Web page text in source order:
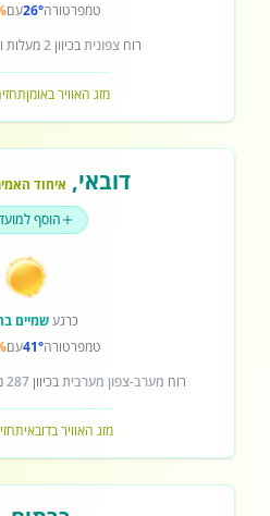
טמפרטורה26°עם
רוחצפוניתבכיוון2מעלות
מזג האוויר באומן
דובאי, איחוד
הוסף
כרגעשמיים
טמפרטורה41°עם
רוח מערב-צפון מערביתבכיוון287
מזג האוויר בדובאי